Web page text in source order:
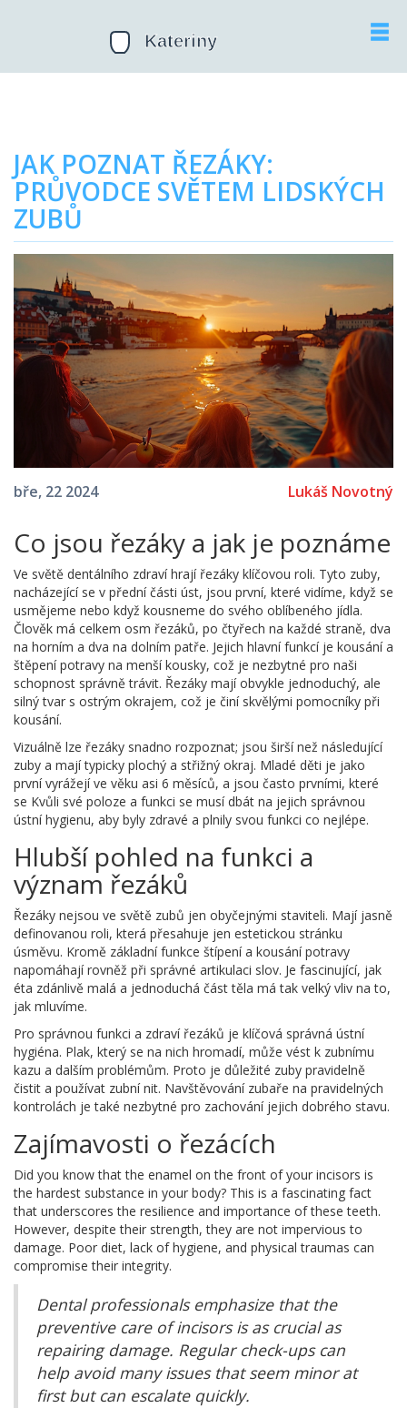
JAK POZNAT ŘEZÁKY:
PRŮVODCE SVĚTEM LIDSKÝCH
ZUBŮ
bře, 22 2024 Lukáš Novotný
Co jsou řezáky a jak je poznáme
Ve světě dentálního zdraví hrají řezáky klíčovou roli. Tyto zuby,
nacházející se v přední části úst, jsou první, které vidíme, když se
usmějeme nebo když kousneme do svého oblíbeného jídla.
Člověk má celkem osm řezáků, po čtyřech na každé straně, dva
na horním a dva na dolním patře. Jejich hlavní funkcí je kousání a
štěpení potravy na menší kousky, což je nezbytné pro naši
schopnost správně trávit. Řezáky mají obvykle jednoduchý, ale
silný tvar s ostrým okrajem, což je činí skvělými pomocníky při
kousání.
Vizuálně lze řezáky snadno rozpoznat; jsou širší než následující
zuby a mají typicky plochý a střižný okraj. Mladé děti je jako
první vyrážejí ve věku asi 6 měsíců, a jsou často prvními, které
se Kvůli své poloze a funkci se musí dbát na jejich správnou
ústní hygienu, aby byly zdravé a plnily svou funkci co nejlépe.
Hlubší pohled na funkci a
význam řezáků
Řezáky nejsou ve světě zubů jen obyčejnými staviteli. Mají jasně
definovanou roli, která přesahuje jen estetickou stránku
úsměvu. Kromě základní funkce štípení a kousání potravy
napomáhají rovněž při správné artikulaci slov. Je fascinující, jak
éta zdánlivě malá a jednoduchá část těla má tak velký vliv na to,
jak mluvíme.
Pro správnou funkci a zdraví řezáků je klíčová správná ústní
hygiéna. Plak, který se na nich hromadí, může vést k zubnímu
kazu a dalším problémům. Proto je důležité zuby pravidelně
čistit a používat zubní nit. Navštěvování zubaře na pravidelných
kontrolách je také nezbytné pro zachování jejich dobrého stavu.
Zajímavosti o řezácích
Did you know that the enamel on the front of your incisors is
the hardest substance in your body? This is a fascinating fact
that underscores the resilience and importance of these teeth.
However, despite their strength, they are not impervious to
damage. Poor diet, lack of hygiene, and physical traumas can
compromise their integrity.
Dental professionals emphasize that the
preventive care of incisors is as crucial as
repairing damage. Regular check-ups can
help avoid many issues that seem minor at
first but can escalate quickly.